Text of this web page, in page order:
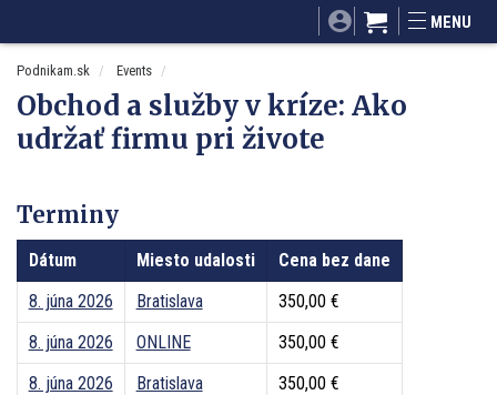
Mnamky-recepty.sk
MENU
Podnikam.sk Events
Obchod a služby v kríze: Ako
udržať firmu pri živote
Terminy
Dátum Miesto udalosti
Cena bez dane
8. júna 2026
Bratislava
350,00 €
8. júna 2026
ONLINE
350,00 €
8. júna 2026
Bratislava
350,00 €